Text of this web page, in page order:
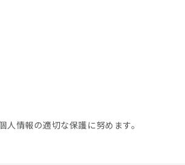
情報の適切な保護に努めます。